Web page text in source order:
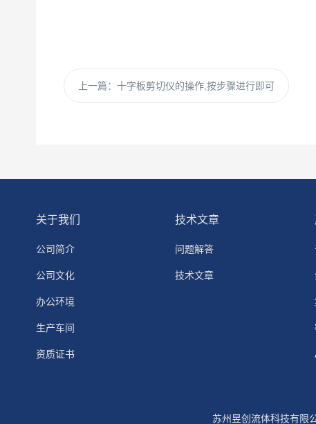
上一篇： 十字板剪切仪的操作,按步骤进行即可
关于我们
公司简介
公司文化
办公环境
生产车间
资质证书
技术文章
问题解答
技术文章
苏州昱创流体科技有限